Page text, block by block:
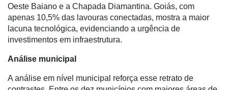
Tecnologia
para
Recursos
Oeste Baiano e a Chapada Diamantina. Goiás, com
apenas 10,5% das lavouras conectadas, mostra a maior
lacuna tecnológica, evidenciando a urgência de
investimentos em infraestrutura.
Análise municipal
A análise em nível municipal reforça esse retrato de